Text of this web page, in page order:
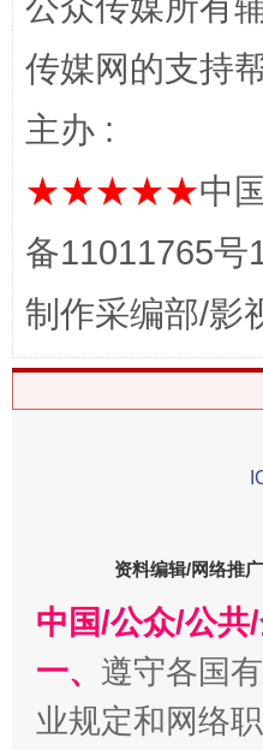
传媒网的支持
主办 :
★★★★★中
备11011765号
制作采编部/影
资料编辑/网络推
中国/公众/公共
一、 遵守各国
业规定和网络